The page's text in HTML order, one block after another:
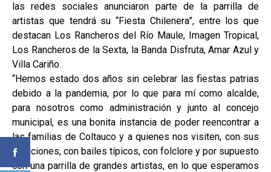
las redes sociales anunciaron parte de la parrilla de
artistas que tendrá su “Fiesta Chilenera”, entre los que
destacan Los Rancheros del Río Maule, Imagen Tropical,
Los Rancheros de la Sexta, la Banda Disfruta, Amar Azul y
Villa Cariño.
“Hemos estado dos años sin celebrar las fiestas patrias
debido a la pandemia, por lo que para mí como alcalde,
para nosotros como administración y junto al concejo
municipal, es una bonita instancia de poder reencontrar a
las familias de Coltauco y a quienes nos visiten, con sus
tradiciones, con bailes típicos, con folclore y por supuesto
con una parrilla de grandes artistas, en lo que esperamos